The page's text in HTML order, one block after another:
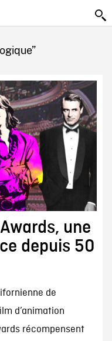
une
depuis 50
de
d’animation
récompensent